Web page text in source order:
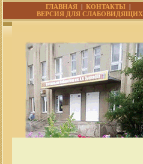
ГЛАВНАЯ |КОНТАКТЫ |
ВЕРСИЯ ДЛЯ СЛАБОВИДЯЩИХ